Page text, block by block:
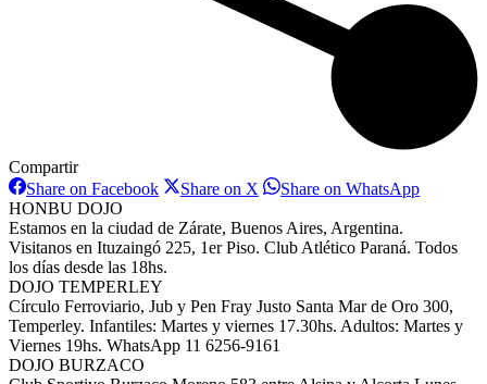
Compartir
Share on FacebookShare
Facebook
Share on X Share
X
Share on WhatsAppShare
HONBU DOJO
Estamos en la ciudad de Zárate, Buenos Aires, Argentina.
Visitanos en Ituzaingó 225, 1er Piso. Club Atlético Paraná. Todos
los días desde las 18hs.
DOJO TEMPERLEY
Círculo Ferroviario, Jub y Pen Fray Justo Santa Mar de Oro 300,
Temperley. Infantiles: Martes y viernes 17.30hs. Adultos: Martes y
Viernes 19hs. WhatsApp 11 6256-9161
DOJO BURZACO